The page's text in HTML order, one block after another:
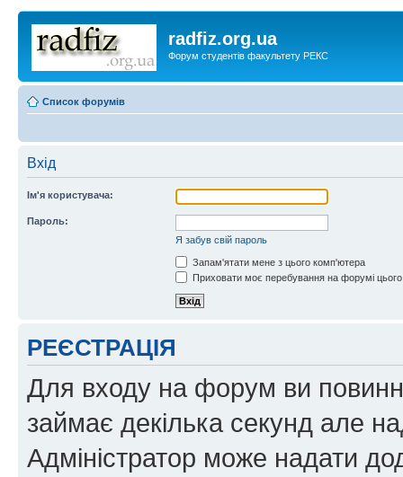
radfiz.org.ua
Форум студентів факультету РЕКС
Список форумів
Вхід
Ім'я користувача:
Пароль:
Я забув свій пароль
Запам'ятати мене з цього комп'ютера
Приховати моє перебування на форумі
РЕЄСТРАЦІЯ
Для входу на форум ви
займає декілька секунд але
Адміністратор може надати